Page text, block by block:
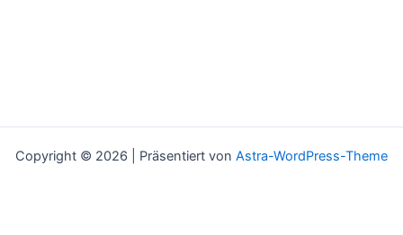
Copyright © 2026 | Präsentiert von Astra-WordPress-Theme